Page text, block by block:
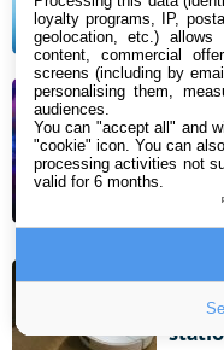
6 août
vient
6
loyalty programs, IP,
geolocation, etc.) allows
content, commercial
screens (including by
personalising them,
audiences.
You can "accept all" and
"cookie" icon. You can
processing activities not
valid for 6 months.